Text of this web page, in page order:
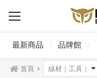
最新商品 品牌館
首頁